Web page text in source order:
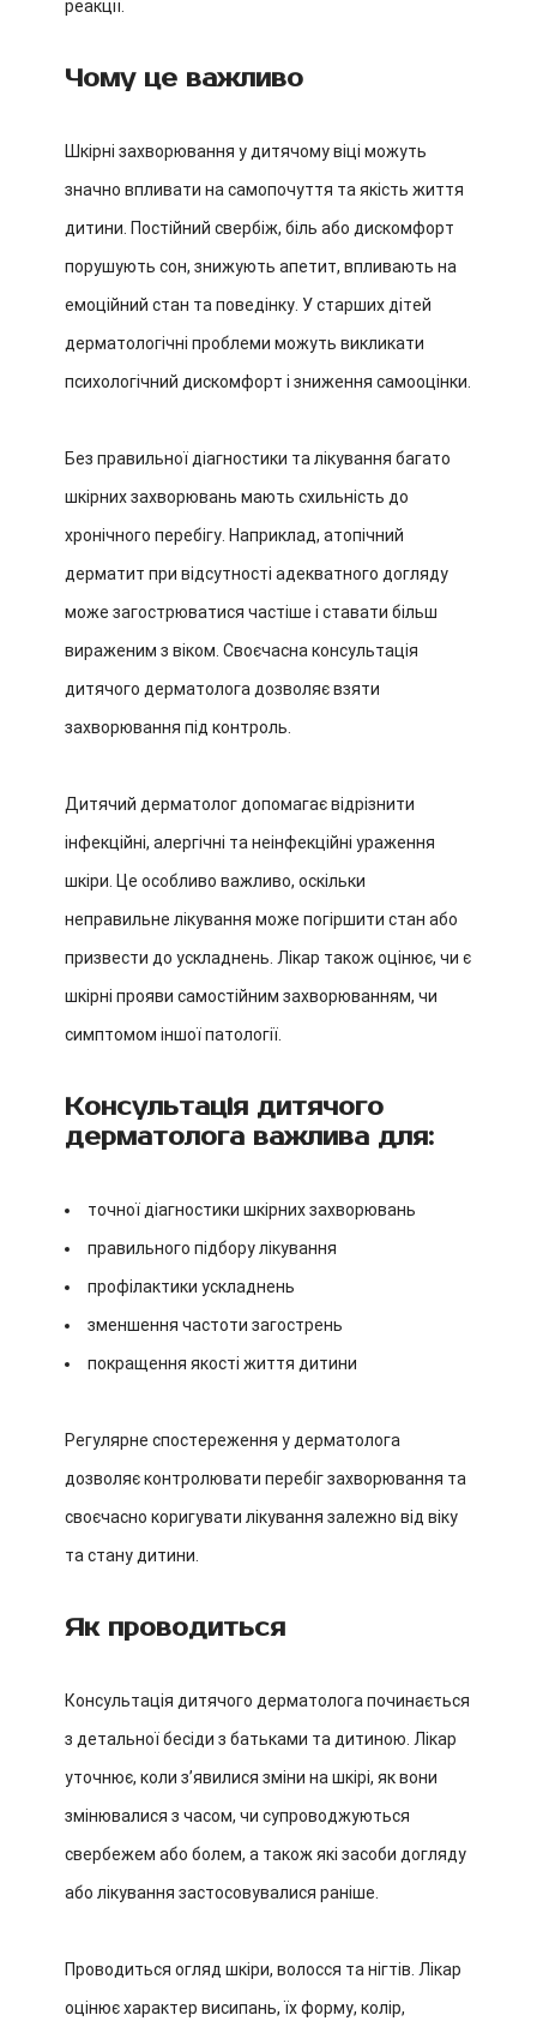
реакції.
Чому це важливо
Шкірні захворювання у дитячому віці можуть
значно впливати на самопочуття та якість життя
дитини. Постійний свербіж, біль або дискомфорт
порушують сон, знижують апетит, впливають на
емоційний стан та поведінку. У старших дітей
дерматологічні проблеми можуть викликати
психологічний дискомфорт і зниження самооцінки.
Без правильної діагностики та лікування багато
шкірних захворювань мають схильність до
хронічного перебігу. Наприклад, атопічний
дерматит при відсутності адекватного догляду
може загострюватися частіше і ставати більш
вираженим з віком. Своєчасна консультація
дитячого дерматолога дозволяє взяти
захворювання під контроль.
Дитячий дерматолог допомагає відрізнити
інфекційні, алергічні та неінфекційні ураження
шкіри. Це особливо важливо, оскільки
неправильне лікування може погіршити стан або
призвести до ускладнень. Лікар також оцінює, чи є
шкірні прояви самостійним захворюванням, чи
симптомом іншої патології.
Консультація дитячого
дерматолога важлива для:
точної діагностики шкірних захворювань
правильного підбору лікування
профілактики ускладнень
зменшення частоти загострень
покращення якості життя дитини
Регулярне спостереження у дерматолога
дозволяє контролювати перебіг захворювання та
своєчасно коригувати лікування залежно від віку
та стану дитини.
Як проводиться
Консультація дитячого дерматолога починається
з детальної бесіди з батьками та дитиною. Лікар
уточнює, коли зʼявилися зміни на шкірі, як вони
змінювалися з часом, чи супроводжуються
свербежем або болем, а також які засоби догляду
або лікування застосовувалися раніше.
Проводиться огляд шкіри, волосся та нігтів. Лікар
оцінює характер висипань, їх форму, колір,